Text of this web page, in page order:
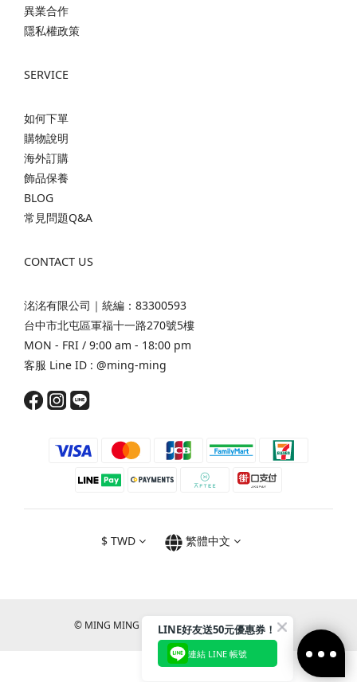
異業合作
隱私權政策
SERVICE
如何下單
購物說明
海外訂購
飾品保養
BLOG
常見問題Q&A
CONTACT US
洺洺有限公司｜統編：83300593
台中市北屯區軍福十一路270號5樓
MON - FRI / 9:00 am - 18:00 pm
客服 Line ID : @ming-ming
$ TWD 繁體中文
© MING MING CO., LTD. All RIGHTS RESERVED.
LINE好友送50元優惠券！
連結 LINE 帳號